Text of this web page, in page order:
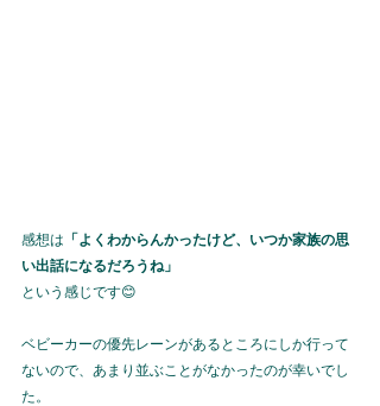
感想は 「よくわからんかったけど、いつか家族の思
い出話になるだろうね」
という感じです😊
ベビーカーの優先レーンがあるところにしか行って
ないので、あまり並ぶことがなかったのが幸いでし
た。